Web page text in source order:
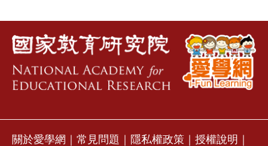
關於愛學網 ｜ 常見問題 ｜ 隱私權政策 ｜ 授權說明 ｜